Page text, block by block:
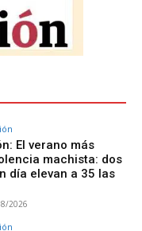
El verano más
machista: dos
día elevan a 35 las
2026